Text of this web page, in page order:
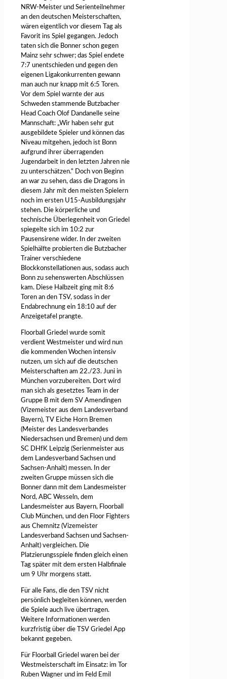
NRW-Meister und Serienteilnehmer
an den deutschen Meisterschaften,
wären eigentlich vor diesem Tag als
Favorit ins Spiel gegangen. Jedoch
taten sich die Bonner schon gegen
Mainz sehr schwer; das Spiel endete
7:7 unentschieden und gegen den
eigenen Ligakonkurrenten gewann
man auch nur knapp mit 6:5 Toren.
Vor dem Spiel warnte der aus
Schweden stammende Butzbacher
Head Coach Olof Dandanelle seine
Mannschaft: „Wir haben sehr gut
ausgebildete Spieler und können das
Niveau mitgehen, jedoch ist Bonn
aufgrund ihrer überragenden
Jugendarbeit in den letzten Jahren nie
zu unterschätzen.“ Doch von Beginn
an war zu sehen, dass die Dragons in
diesem Jahr mit den meisten Spielern
noch im ersten U15-Ausbildungsjahr
stehen. Die körperliche und
technische Überlegenheit von Griedel
spiegelte sich im 10:2 zur
Pausensirene wider. In der zweiten
Spielhälfte probierten die Butzbacher
Trainer verschiedene
Blockkonstellationen aus, sodass auch
Bonn zu sehenswerten Abschlüssen
kam. Diese Halbzeit ging mit 8:6
Toren an den TSV, sodass in der
Endabrechnung ein 18:10 auf der
Anzeigetafel prangte.
Floorball Griedel wurde somit
verdient Westmeister und wird nun
die kommenden Wochen intensiv
nutzen, um sich auf die deutschen
Meisterschaften am 22./23. Juni in
München vorzubereiten. Dort wird
man sich als gesetztes Team in der
Gruppe B mit dem SV Amendingen
(Vizemeister aus dem Landesverband
Bayern), TV Eiche Horn Bremen
(Meister des Landesverbandes
Niedersachsen und Bremen) und dem
SC DHfK Leipzig (Serienmeister aus
dem Landesverband Sachsen und
Sachsen-Anhalt) messen. In der
zweiten Gruppe müssen sich die
Bonner dann mit dem Landesmeister
Nord, ABC Wesseln, dem
Landesmeister aus Bayern, Floorball
Club München, und den Floor Fighters
aus Chemnitz (Vizemeister
Landesverband Sachsen und Sachsen-
Anhalt) vergleichen. Die
Platzierungsspiele finden gleich einen
Tag später mit dem ersten Halbfinale
um 9 Uhr morgens statt.
Für alle Fans, die den TSV nicht
persönlich begleiten können, werden
die Spiele auch live übertragen.
Weitere Informationen werden
kurzfristig über die TSV Griedel App
bekannt gegeben.
Für Floorball Griedel waren bei der
Westmeisterschaft im Einsatz: im Tor
Ruben Wagner und im Feld Emil